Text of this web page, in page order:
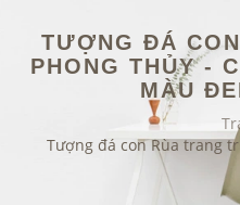
TƯỢNG ĐÁ
PHONG THỦY -
MÀU
Tượng đá con Rùa trang